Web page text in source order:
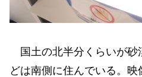
国土の北半分くらいが砂
どは南側に住んでいる。